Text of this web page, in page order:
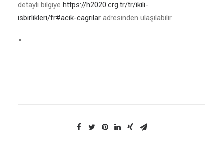
detaylı bilgiye https://h2020.org.tr/tr/ikili-
isbirlikleri/fr#acik-cagrilar adresinden ulaşılabilir.